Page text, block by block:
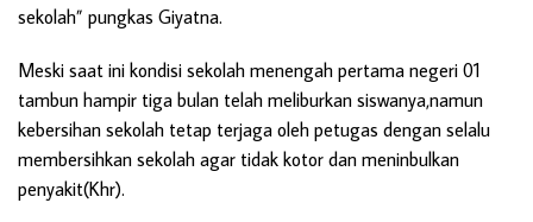
sekolah” pungkas Giyatna.
Meski saat ini kondisi sekolah menengah pertama negeri 01
tambun hampir tiga bulan telah meliburkan siswanya,namun
kebersihan sekolah tetap terjaga oleh petugas dengan selalu
membersihkan sekolah agar tidak kotor dan meninbulkan
penyakit(Khr).